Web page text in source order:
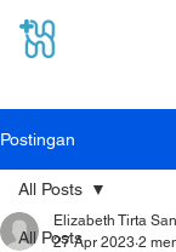
Postingan
All Posts
All Posts
Elizabeth Tirta
27 Apr 2023 2